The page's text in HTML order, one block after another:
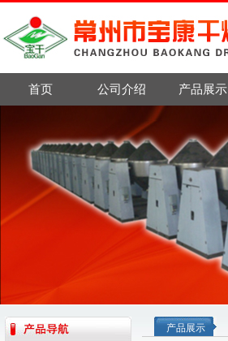
首页 公司介绍 产品展示
产品展示